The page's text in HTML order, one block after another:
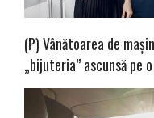
(P) Vânătoarea de
„bijuteria” ascunsă pe